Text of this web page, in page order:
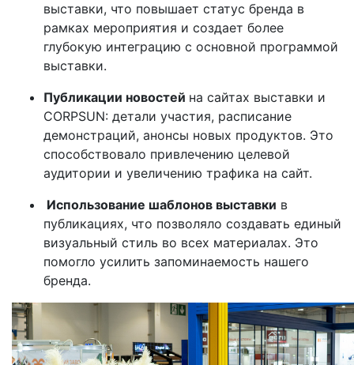
выставки, что повышает статус бренда в
рамках мероприятия и создает более
глубокую интеграцию с основной программой
выставки.
Публикации новостей на сайтах выставки и
CORPSUN: детали участия, расписание
демонстраций, анонсы новых продуктов. Это
способствовало привлечению целевой
аудитории и увеличению трафика на сайт.
Использование шаблонов выставки в
публикациях, что позволяло создавать единый
визуальный стиль во всех материалах. Это
помогло усилить запоминаемость нашего
бренда.